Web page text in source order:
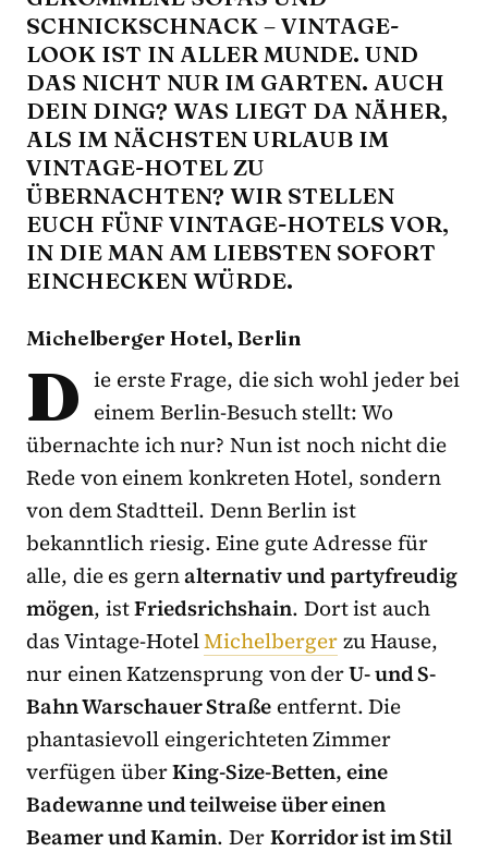
SCHNICKSCHNACK – VINTAGE-
LOOK IST IN ALLER MUNDE. UND
DAS NICHT NUR IM GARTEN. AUCH
DEIN DING? WAS LIEGT DA NÄHER,
ALS IM NÄCHSTEN URLAUB IM
VINTAGE-HOTEL ZU
ÜBERNACHTEN? WIR STELLEN
EUCH FÜNF VINTAGE-HOTELS VOR,
IN DIE MAN AM LIEBSTEN SOFORT
EINCHECKEN WÜRDE.
Michelberger Hotel, Berlin
D ie erste Frage, die sich wohl jeder bei
einem Berlin-Besuch stellt: Wo
übernachte ich nur? Nun ist noch nicht die
Rede von einem konkreten Hotel, sondern
von dem Stadtteil. Denn Berlin ist
bekanntlich riesig. Eine gute Adresse für
alle, die es gernalternativ und partyfreudig
mögen, istFriedsrichshain. Dort ist auch
das Vintage-HotelMichelbergerzu Hause,
nur einen Katzensprung von derU- und S-
Bahn Warschauer Straße entfernt. Die
phantasievoll eingerichteten Zimmer
verfügen überKing-Size-Betten, eine
Badewanne und teilweise über einen
Beamer und Kamin. DerKorridor ist im Stil